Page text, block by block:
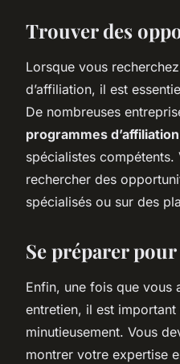
Trouver des
Lorsque vous
d’affiliation, il est
De nombreuses
programmes d’affiliation
spécialistes
rechercher des
spécialisés ou sur des
Se préparer
Enfin, une fois que vous
entretien, il est
minutieusement. Vous
montrer votre expertise